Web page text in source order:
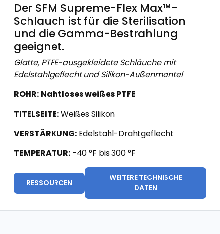
Der SFM Supreme-Flex Max™-
Schlauch ist für die Sterilisation
und die Gamma-Bestrahlung
geeignet.
Glatte, PTFE-ausgekleidete Schläuche mit
Edelstahlgeflecht und Silikon-Außenmantel
ROHR: Nahtloses weißes PTFE
TITELSEITE:Weißes Silikon
VERSTÄRKUNG: Edelstahl-Drahtgeflecht
TEMPERATUR: -40 °F bis 300 °F
RESSOURCEN
WEITERE TECHNISCHE
DATEN